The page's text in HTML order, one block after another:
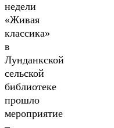
недели
«Живая
классика»
в
Лунданкской
сельской
библиотеке
прошло
мероприятие